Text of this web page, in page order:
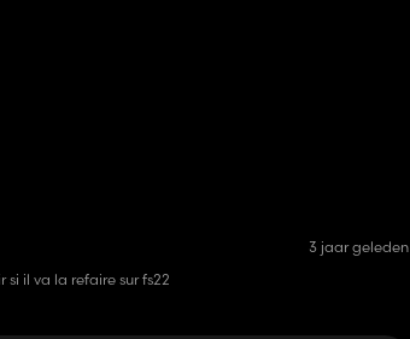
3 jaar geleden
il va la refaire sur fs22